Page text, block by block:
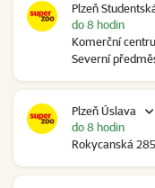
Plzeň
Komerční
Severní
do 8 hodin
Plzeň Úslava
Rokycanská
do 8 hodin